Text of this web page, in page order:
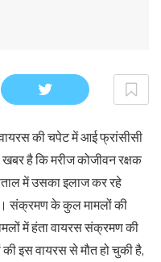
की चपेट में आई फ्रांसीसी
है कि मरीज कोजीवन रक्षक
में उसका इलाज कर रहे
संक्रमण के कुल मामलों की
में हंता वायरस संक्रमण की
की इस वायरस से मौत हो चुकी है,